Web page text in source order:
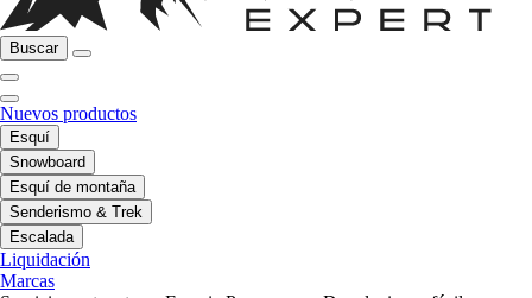
Buscar
Nuevos productos
Esquí
Snowboard
Esquí de montaña
Senderismo & Trek
Escalada
Liquidación
Marcas